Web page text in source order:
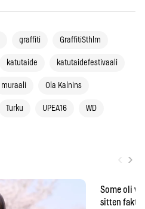
graffiti GraffitiSthlm
katutaide katutaidefestivaali
muraali Ola Kalnins
Turku UPEA16 WD
›
Some oli
sitten